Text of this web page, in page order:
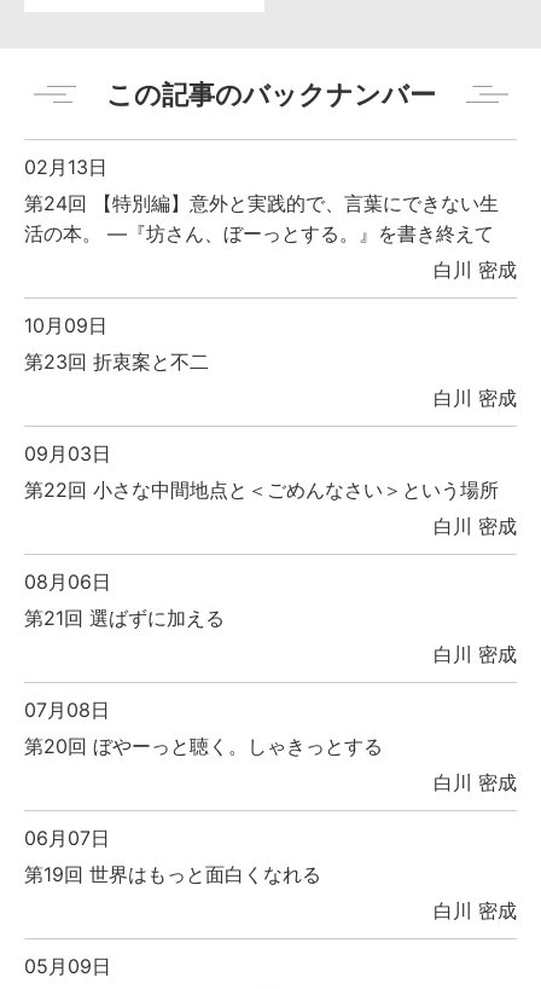
この記事のバックナンバー
02月13日
第24回 【特別編】意外と実践的で、言葉にできない生
活の本。 ―『坊さん、ぼーっとする。』を書き終えて
白川 密成
10月09日
第23回 折衷案と不二
白川 密成
09月03日
第22回 小さな中間地点と＜ごめんなさい＞という場所
白川 密成
08月06日
第21回 選ばずに加える
白川 密成
07月08日
第20回 ぼやーっと聴く。しゃきっとする
白川 密成
06月07日
第19回 世界はもっと面白くなれる
白川 密成
05月09日